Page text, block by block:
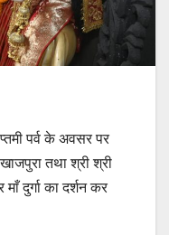
पर्व के अवसर पर
खाजपुरा तथा श्री श्री
दुर्गा का दर्शन कर